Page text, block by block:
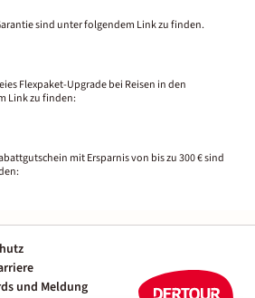
sind unter folgendem Link zu finden.
Flexpaket-Upgrade bei Reisen in den
Link zu finden:
mit Ersparnis von bis zu 300 € sind
und Meldung